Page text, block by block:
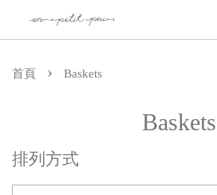
首頁 › Baskets
Baskets
排列方式